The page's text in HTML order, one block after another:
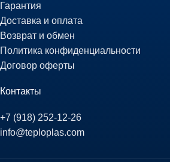
Гарантия
Доставка и оплата
Возврат и обмен
Политика конфиденциальности
Договор оферты
Контакты
+7 (918) 252-12-26
info@teploplas.com